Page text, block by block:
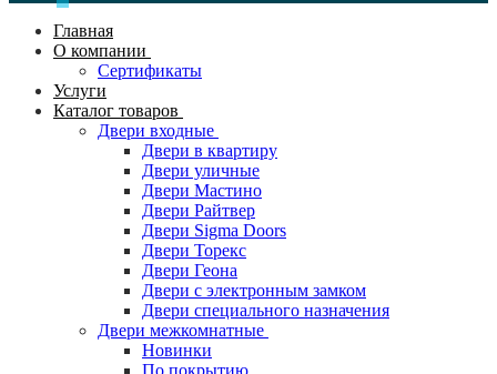
Главная
О компании
Сертификаты
Услуги
Каталог товаров
Двери входные
Двери в квартиру
Двери уличные
Двери Мастино
Двери Райтвер
Двери Sigma Doors
Двери Торекс
Двери Геона
Двери с электронным замком
Двери специального назначения
Двери межкомнатные
Новинки
По покрытию